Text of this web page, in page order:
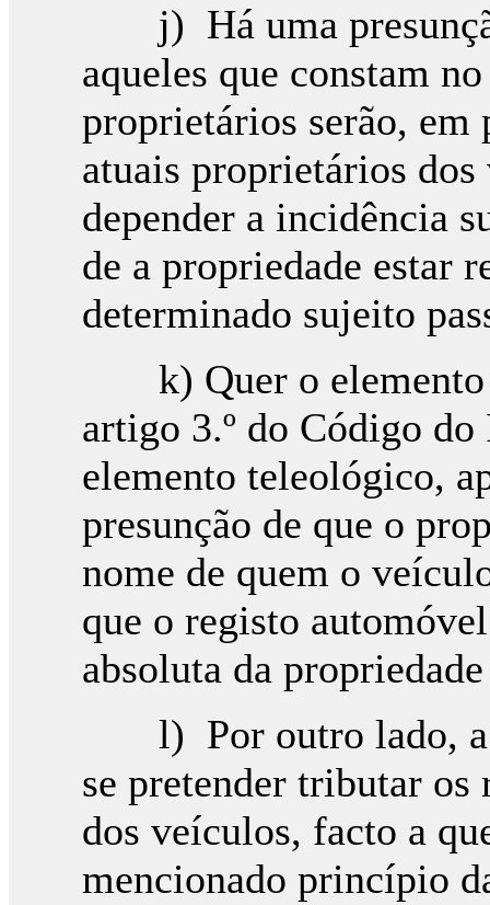
j) Há uma
aqueles que constam
proprietários serão,
atuais proprietários
depender a incidência
de a propriedade estar
determinado sujeito
k) Quer o elemento
artigo 3.º do Código
elemento teleológico,
presunção de que o
nome de quem o
que o registo
absoluta da
l) Por outro lado,
se pretender tributar
dos veículos, facto a
mencionado princípio